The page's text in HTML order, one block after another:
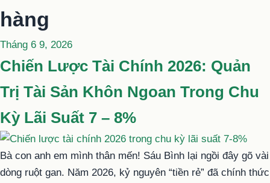
hàng
Đăng
trong
Tháng 6 9, 2026
Chiến Lược Tài Chính 2026: Quản
Trị Tài Sản Khôn Ngoan Trong Chu
Kỳ Lãi Suất 7 – 8%
Bà con anh em mình thân mến! Sáu Bình lại ngồi đây gõ vài
dòng ruột gan. Năm 2026, kỷ nguyên “tiền rẻ” đã chính thức